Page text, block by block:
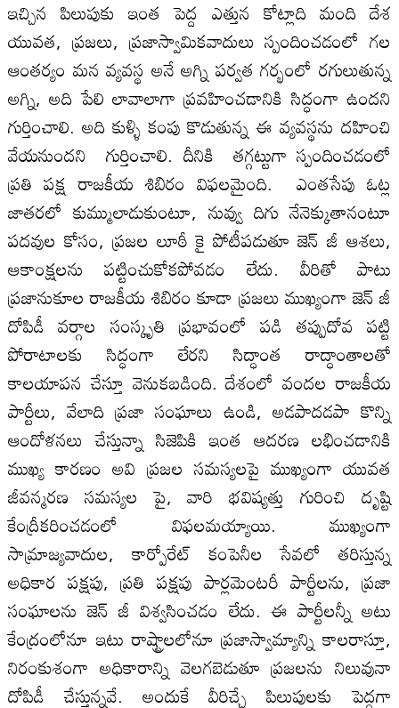
ఇచ్చిన పిలుపుకు ఇంత పెద్ద ఎత్తున కోట్లాది మంది దేశ
యువత, ప్రజలు, ప్రజాస్వామికవాదులు స్పందించడంలో గల
ఆంతర్యం మన వ్యవస్థ అనే అగ్ని పర్వత గర్భంలో రగులుతున్న
అగ్ని, అది పేలి లావాలాగా ప్రవహించడానికి సిద్ధంగా ఉందని
గుర్తించాలి. అది కుళ్ళి కంపు కొడుతున్న ఈ వ్యవస్థను దహించి
వేయనుందని గుర్తించాలి. దీనికి తగ్గట్టుగా స్పందించడంలో
ప్రతి పక్ష రాజకీయ శిబిరం విఫలమైంది. ఎంతసేపు ఓట్ల
జాతరలో కుమ్ములాడుకుంటూ, నువ్వు దిగు నేనెక్కుతానంటూ
పదవుల కోసం, ప్రజల లూఠీ కై పోటీపడుతూ జెన్ జీ ఆశలు,
ఆకాంక్షలను పట్టించుకోకపోవ‌డం లేదు. వీరితో పాటు
ప్రజానుకూల రాజకీయ శిబిరం కూడా ప్రజలు ముఖ్యంగా జెన్ జీ
దోపిడీ వర్గాల సంస్కృతి ప్రభావంలో పడి తప్పుదోవ పట్టి
పోరాటాలకు సిద్ధంగా లేరని సిద్ధాంత రాద్ధాంతాలతో
కాలయాపన చేస్తూ వెనుకబడింది. దేశంలో వందల రాజకీయ
పార్టీలు, వేలాది ప్రజా సంఘాలు ఉండి, అడపాదడపా కొన్ని
ఆందోళనలు చేస్తున్నా సిజెపికి ఇంత ఆదరణ లభించడానికి
ముఖ్య కారణం అవి ప్రజల సమస్యలపై ముఖ్యంగా యువత
జీవన్మరణ సమస్యల పై, వారి భవిష్యత్తు గురించి దృష్టి
కేంద్రీకరించడంలో విఫలమయ్యాయి. ముఖ్యంగా
సామ్రాజ్యవాదుల, కార్పోరేట్ కంపెనీల సేవలో తరిస్తున్న
అధికార పక్షపు, ప్రతి పక్షపు పార్లమెంటరీ పార్టీలను, ప్రజా
సంఘాలను జెన్ జీ విశ్వసించడం లేదు. ఈ పార్టీలన్నీ అటు
కేంద్రంలోనూ ఇటు రాష్ట్రాలలోనూ ప్రజాస్వామ్యాన్ని కాలరాస్తూ,
నిరంకుశంగా అధికారాన్ని వెలగబెడుతూ ప్రజలను నిలువునా
దోపిడీ చేస్తున్నవే. అందుకే వీరిచ్చే పిలుపులకు పెద్దగా